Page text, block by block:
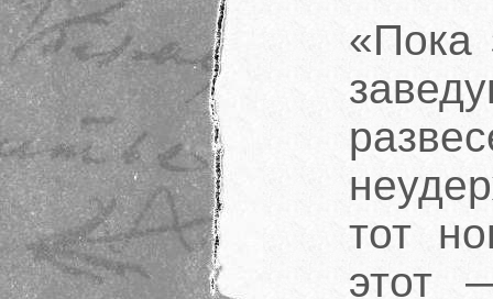
«Пока
тот
этот